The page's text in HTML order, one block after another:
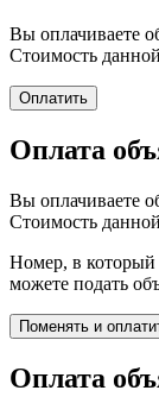
Вы оплачиваете
Стоимость
Оплата
Вы оплачиваете
Стоимость
Номер, в
можете подать
Оплата